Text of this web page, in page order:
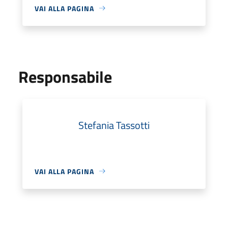
VAI ALLA PAGINA
Responsabile
Stefania Tassotti
VAI ALLA PAGINA